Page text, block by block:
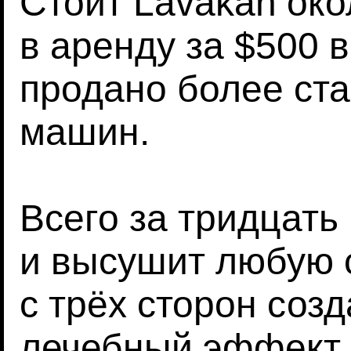
в аренду за $500
продано более
машин.
Всего за
и высушит любую
с трёх сторон